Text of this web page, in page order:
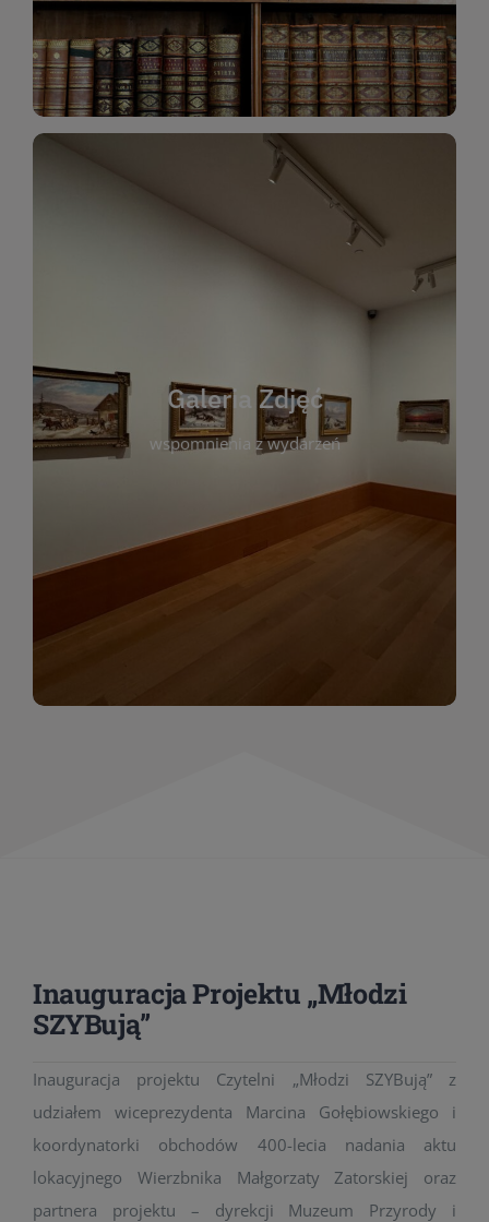
Katalog Zbiorów
Galeria Zdjęć
wspomnienia z wydarzeń
Galeria Zdjęć
wspomnienia z wydarzeń, spotkań i projektów
którym można zobaczyć, jak żyje nasza biblioteka
i jej społeczność. Zdjęcia dokumentują zarówno
uroczyste chwile, jak i codzienne aktywności
czytelników. Regularnie dodajemy nowe galerie,
by każdy mógł powrócić do wyjątkowych
momentów. Zapraszamy do obejrzenia,
wspominania i inspirowania się!
Inauguracja Projektu „Młodzi
SZYBują”
Inauguracja projektu Czytelni „Młodzi SZYBują” z
udziałem wiceprezydenta Marcina Gołębiowskiego i
koordynatorki obchodów 400-lecia nadania aktu
lokacyjnego Wierzbnika Małgorzaty Zatorskiej oraz
partnera projektu – dyrekcji Muzeum Przyrody i